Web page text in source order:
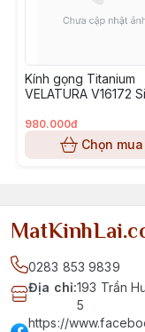
Kính gọng Titanium
VELATURA V16172
980.000đ
Chọn mua
0283 853 9839
Địa chỉ:193 Trần
5
https://